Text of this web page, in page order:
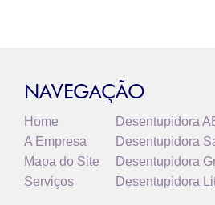
NAVEGAÇÃO
Home
A Empresa
Mapa do Site
Serviços
Desentupidora
Desentupidora
Desentupidora
Desentupidora